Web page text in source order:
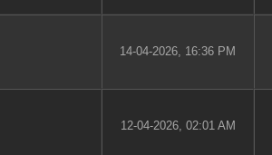
14-04-2026, 16:36 PM
12-04-2026, 02:01 AM